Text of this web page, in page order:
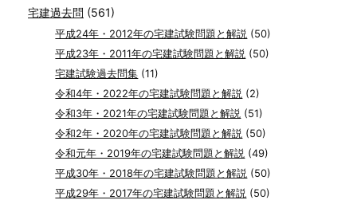
宅建過去問 (561)
平成24年・2012年の宅建試験問題と解説 (50)
平成23年・2011年の宅建試験問題と解説 (50)
宅建試験過去問集 (11)
令和4年・2022年の宅建試験問題と解説 (2)
令和3年・2021年の宅建試験問題と解説 (51)
令和2年・2020年の宅建試験問題と解説 (50)
令和元年・2019年の宅建試験問題と解説 (49)
平成30年・2018年の宅建試験問題と解説 (50)
平成29年・2017年の宅建試験問題と解説 (50)